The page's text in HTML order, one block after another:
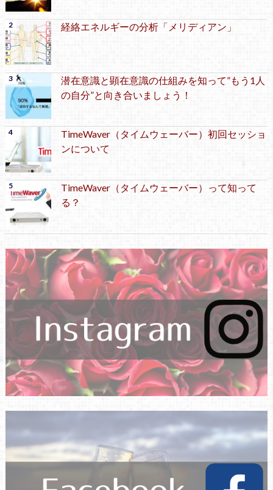
経絡エネルギーの分析「メリディアン」
潜在意識と顕在意識の仕組みを知って”もう1人
の自分”と向き合いましょう！
TimeWaver（タイムウェーバー）初回セッショ
ンについて
TimeWaver（タイムウェーバー）って知って
る？